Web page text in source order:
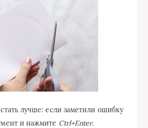
лучше: если заметили ошибку
и нажмите Ctrl+Enter.